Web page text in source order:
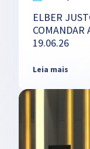
ELBER
COMANDAR
19.06.26
Leia mais